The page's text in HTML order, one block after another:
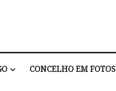
CONCELHO EM FOTOS